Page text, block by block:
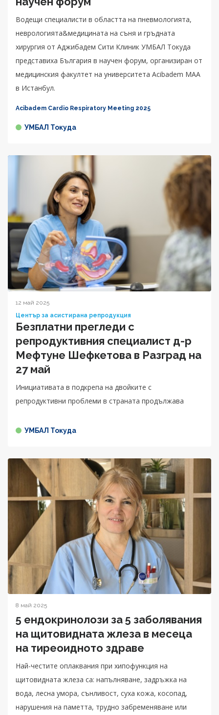
Водещи специалисти в областта на пневмологията,
неврологията&медицината на съня и гръдната
хирургия от Аджибадем Сити Клиник УМБАЛ Токуда
представиха България в научен форум, организиран от
медицинския факултет на университета Acibadem MAA
в Истанбул.
Acibadem Cardio Respiratory Meeting 2025
УМБАЛ Токуда
12 май 2025
Център за асистирана репродукция
Безплатни прегледи с
репродуктивния специалист д-р
Мефтуне Шефкетова в Разград на
27 май
Инициативата в подкрепа на двойките с
репродуктивни проблеми в страната продължава
УМБАЛ Токуда
8 май 2025
5 ендокринолози за 5 заболявания
на щитовидната жлеза в месеца
на тиреоидното здраве
Най-честите оплаквания при хипофункция на
щитовидната жлеза са: напълняване, задръжка на
вода, лесна умора, сънливост, суха кожа, косопад,
нарушения на паметта, трудно забременяване или